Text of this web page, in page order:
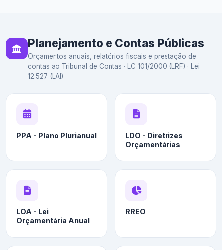
Planejamento e Contas Públicas
Orçamentos anuais, relatórios fiscais e prestação de
contas ao Tribunal de Contas · LC 101/2000 (LRF) · Lei
12.527 (LAI)
PPA - Plano Plurianual
LDO - Diretrizes
Orçamentárias
LOA - Lei
Orçamentária Anual
RREO